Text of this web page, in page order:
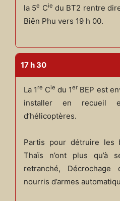
la 5e Cie du BT2 rentre
Biên Phu vers 19 h 00.
17 h 30
La 1re Cie du 1er BEP est
installer en recueil
d’hélicoptères.
Partis pour détruire les
Thaïs n’ont plus qu’à
retranché,
nourris d’armes